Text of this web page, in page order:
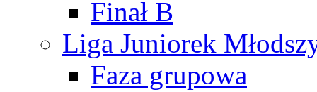
Finał B
Liga Juniorek
Faza grupowa